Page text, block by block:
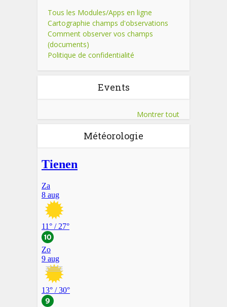
Tous les Modules/Apps en ligne
Cartographie champs d'observations
Comment observer vos champs
(documents)
Politique de confidentialité
Events
Montrer tout
Météorologie